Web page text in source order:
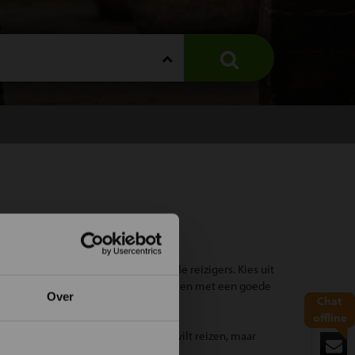
Over
Chat
offline
samen met andere solo en single reizigers. Kies uit
en Beijing. Reizen in kleine groepen met een goede
Ideaal als je wel zelfstandig wilt reizen, maar